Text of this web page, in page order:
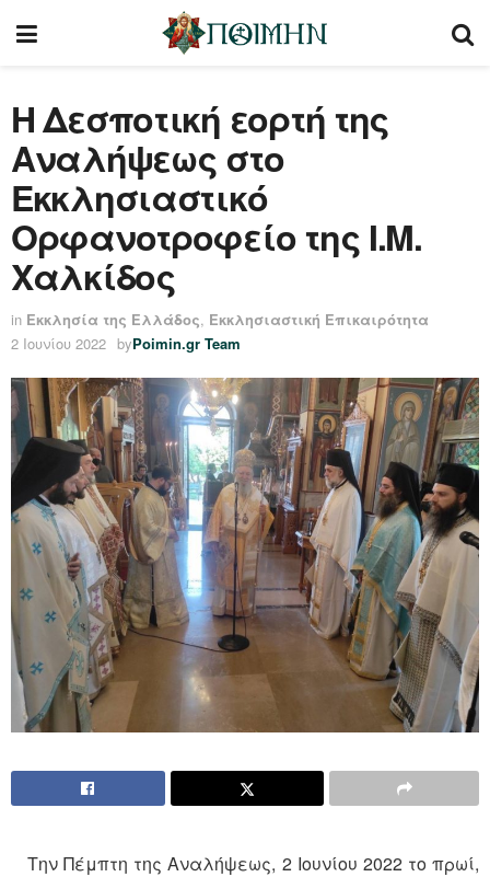
Η Δεσποτική εορτή της
Αναλήψεως στο
Εκκλησιαστικό
Ορφανοτροφείο της Ι.Μ.
Χαλκίδος
in Εκκλησία της Ελλάδος, Εκκλησιαστική Επικαιρότητα
2 Ιουνίου 2022 byPoimin.gr Team
Την Πέμπτη της Αναλήψεως, 2 Ιουνίου 2022 το πρωί,